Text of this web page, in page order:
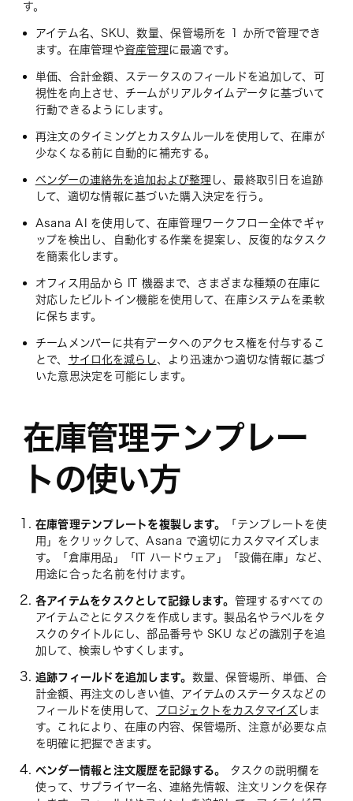
す。
アイテム名、SKU、数量、保管場所を 1 か所で管理でき
ます。在庫管理や資産管理 に最適です。
単価、合計金額、ステータスのフィールドを追加して、可
視性を向上させ、チームがリアルタイムデータに基づいて
行動できるようにします。
再注文のタイミングとカスタムルールを使用して、在庫が
少なくなる前に自動的に補充する。
ベンダーの連絡先を追加および整理 し、最終取引日を追跡
して、適切な情報に基づいた購入決定を行う。
Asana AI を使用して、在庫管理ワークフロー全体でギャ
ップを検出し、自動化する作業を提案し、反復的なタスク
を簡素化します。
オフィス用品から IT 機器まで、さまざまな種類の在庫に
対応したビルトイン機能を使用して、在庫システムを柔軟
に保ちます。
チームメンバーに共有データへのアクセス権を付与するこ
とで、
サイロ化を減らし、より迅速かつ適切な情報に基づ
いた意思決定を可能にします。
在庫管理テンプレー
トの使い方
在庫管理テンプレートを複製します。
「テンプレートを使
用」をクリックして、Asana で適切にカスタマイズしま
す。「倉庫用品」「IT ハードウェア」「設備在庫」など、
用途に合った名前を付けます。
各アイテムをタスクとして記録します。 管理するすべての
アイテムごとにタスクを作成します。製品名やラベルをタ
スクのタイトルにし、部品番号や SKU などの識別子を追
加して、検索しやすくします。
追跡フィールドを追加します。 数量、保管場所、単価、合
計金額、再注文のしきい値、アイテムのステータスなどの
フィールドを使用して、
プロジェクトをカスタマイズ しま
す。これにより、在庫の内容、保管場所、注意が必要な点
を明確に把握できます。
ベンダー情報と注文履歴を記録する。 タスクの説明欄を
使って、サプライヤー名、連絡先情報、注文リンクを保存